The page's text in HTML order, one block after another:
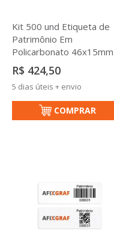
Kit 500 und Etiqueta de
Patrimônio Em
Policarbonato 46x15mm
R$ 424,50
5 dias úteis + envio
COMPRAR